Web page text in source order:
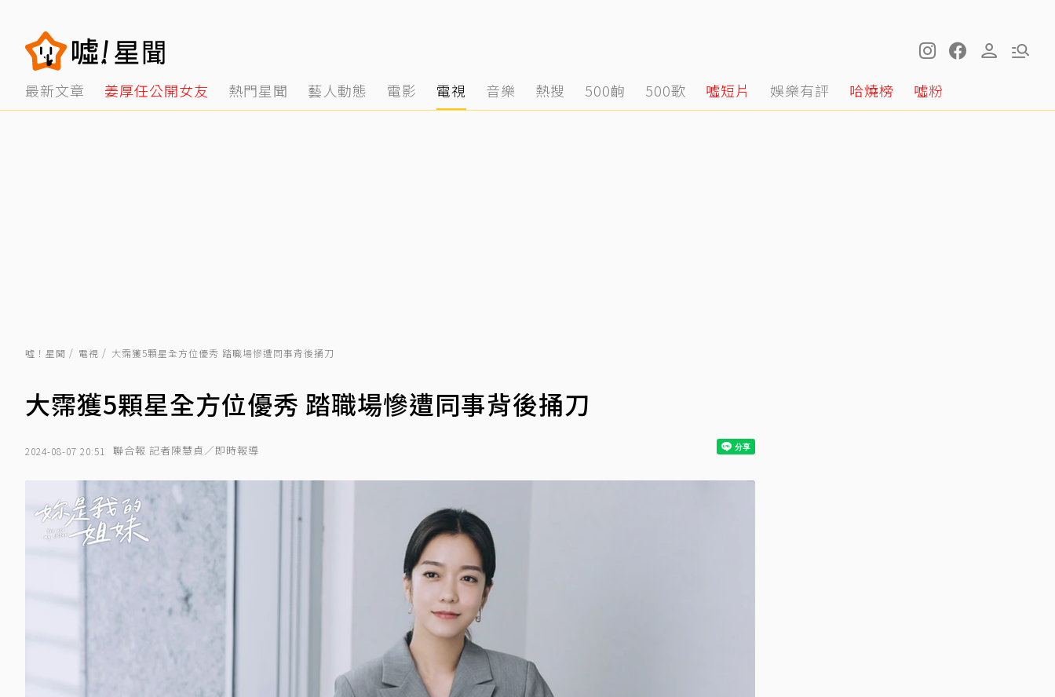
最新文章 姜厚任公開女友 熱門星聞 藝人動態 電影 電視 音樂 熱搜 500齣 500歌 噓短片 娛樂有評 哈燒榜 噓粉
噓！星聞 電視 大霈獲5顆星全方位優秀 踏職場慘遭同事背後捅刀
大霈獲5顆星全方位優秀 踏職場慘遭同事背後捅刀
2024-08-07 20:51 聯合報 記者陳慧貞／即時報導